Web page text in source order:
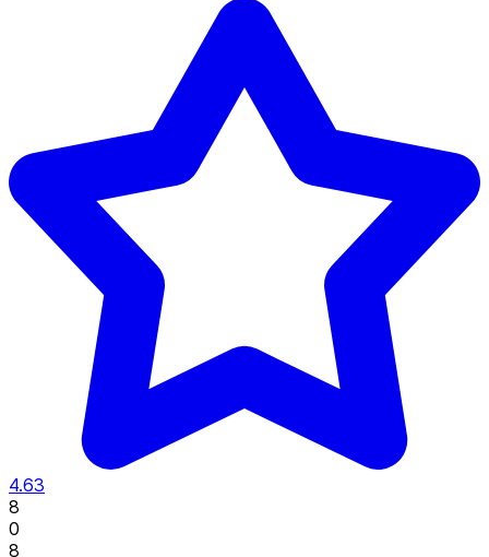
4.63
8
0
8